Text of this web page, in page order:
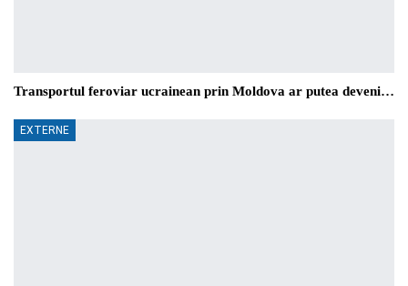
Transportul feroviar ucrainean prin Moldova ar putea deveni…
EXTERNE